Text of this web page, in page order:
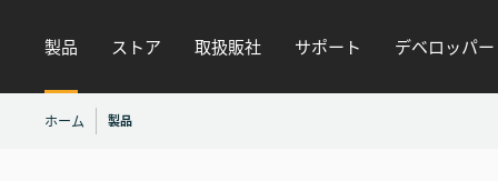
製品 ストア 取扱販社 サポート デベロッパー
ホーム 製品